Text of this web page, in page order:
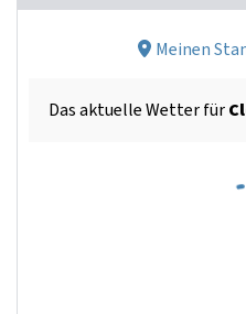
Meinen
Das aktuelle Wetter für